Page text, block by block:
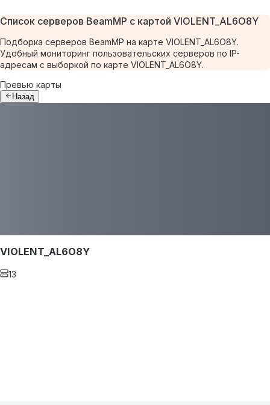
Список серверов BeamMP с картой VIOLENT_AL6O8Y
Подборка серверов BeamMP на карте VIOLENT_AL6O8Y.
Удобный мониторинг пользовательских серверов по IP-
адресам с выборкой по карте VIOLENT_AL6O8Y.
Превью карты
Назад
VIOLENT_AL6O8Y
13